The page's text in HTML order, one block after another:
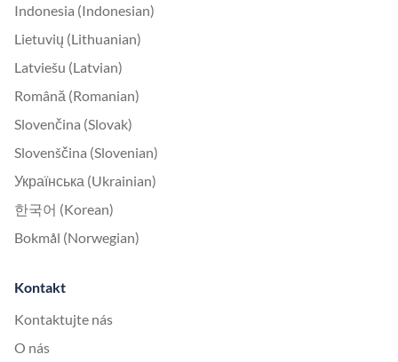
Indonesia (Indonesian)
Lietuvių (Lithuanian)
Latviešu (Latvian)
Română (Romanian)
Slovenčina (Slovak)
Slovenščina (Slovenian)
Українська (Ukrainian)
한국어 (Korean)
Bokmål (Norwegian)
Kontakt
Kontaktujte nás
O nás